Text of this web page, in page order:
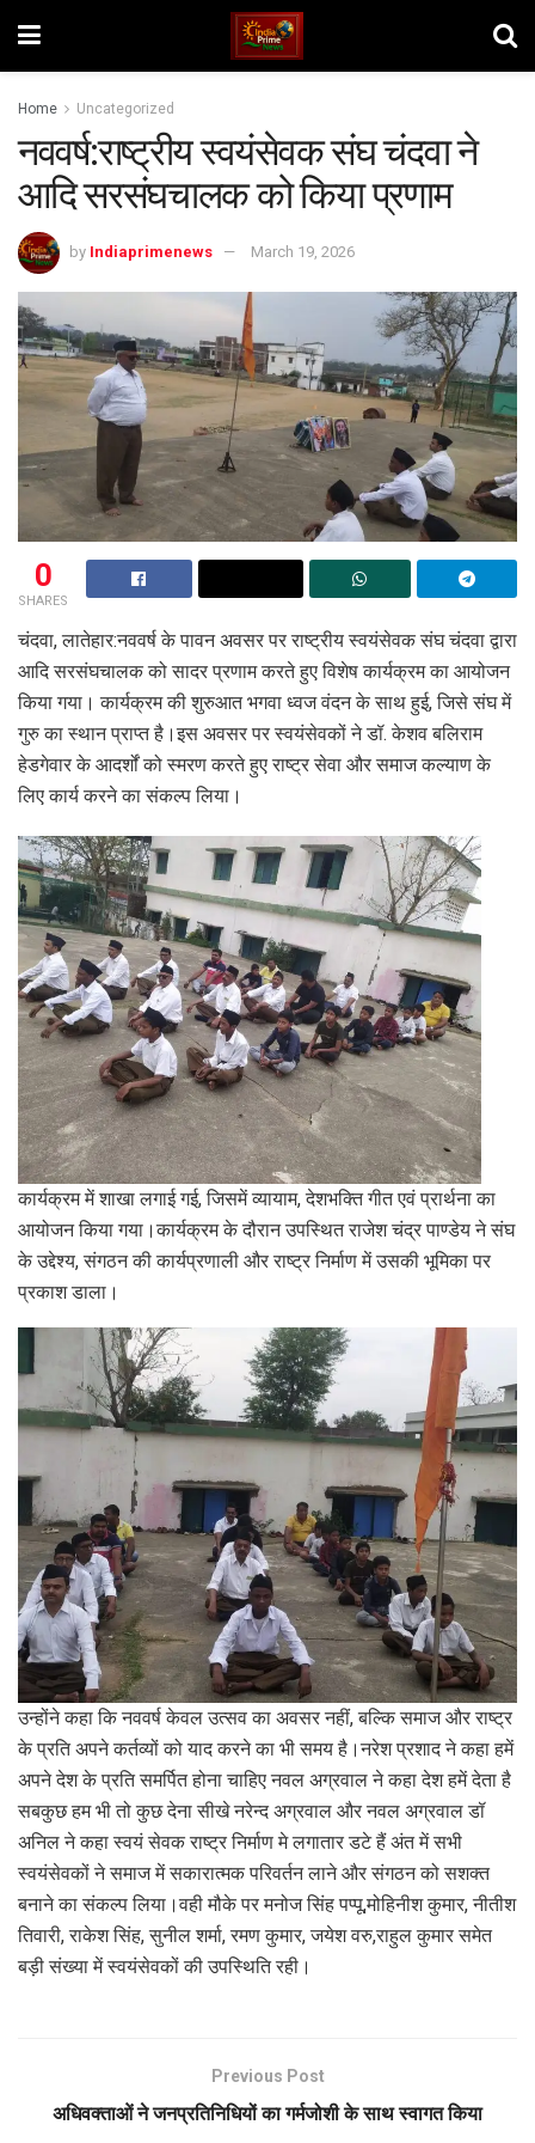
Home Uncategorized
नववर्ष:राष्ट्रीय स्वयंसेवक संघ चंदवा ने
आदि सरसंघचालक को किया प्रणाम
by Indiaprimenews March 19, 2026
0
SHARES
चंदवा, लातेहार:नववर्ष के पावन अवसर पर राष्ट्रीय स्वयंसेवक संघ चंदवा द्वारा
आदि सरसंघचालक को सादर प्रणाम करते हुए विशेष कार्यक्रम का आयोजन
किया गया। कार्यक्रम की शुरुआत भगवा ध्वज वंदन के साथ हुई, जिसे संघ में
गुरु का स्थान प्राप्त है।इस अवसर पर स्वयंसेवकों ने डॉ. केशव बलिराम
हेडगेवार के आदर्शों को स्मरण करते हुए राष्ट्र सेवा और समाज कल्याण के
लिए कार्य करने का संकल्प लिया।
कार्यक्रम में शाखा लगाई गई, जिसमें व्यायाम, देशभक्ति गीत एवं प्रार्थना का
आयोजन किया गया।कार्यक्रम के दौरान उपस्थित राजेश चंद्र पाण्डेय ने संघ
के उद्देश्य, संगठन की कार्यप्रणाली और राष्ट्र निर्माण में उसकी भूमिका पर
प्रकाश डाला।
उन्होंने कहा कि नववर्ष केवल उत्सव का अवसर नहीं, बल्कि समाज और राष्ट्र
के प्रति अपने कर्तव्यों को याद करने का भी समय है।नरेश प्रशाद ने कहा हमें
अपने देश के प्रति समर्पित होना चाहिए नवल अग्रवाल ने कहा देश हमें देता है
सबकुछ हम भी तो कुछ देना सीखे नरेन्द अग्रवाल और नवल अग्रवाल डॉ
अनिल ने कहा स्वयं सेवक राष्ट्र निर्माण मे लगातार डटे हैं अंत में सभी
स्वयंसेवकों ने समाज में सकारात्मक परिवर्तन लाने और संगठन को सशक्त
बनाने का संकल्प लिया।वही मौके पर मनोज सिंह पप्पू,मोहिनीश कुमार, नीतीश
तिवारी, राकेश सिंह, सुनील शर्मा, रमण कुमार, जयेश वरु,राहुल कुमार समेत
बड़ी संख्या में स्वयंसेवकों की उपस्थिति रही।
Previous Post
अधिवक्ताओं ने जनप्रतिनिधियों का गर्मजोशी के साथ स्वागत किया